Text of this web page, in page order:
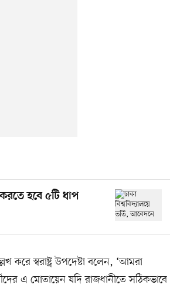
হবে ৫টি ধাপ
করে স্বরাষ্ট্র উপদেষ্টা বলেন, ‘আমরা
এ মোতায়েন যদি রাজধানীতে সঠিকভাবে